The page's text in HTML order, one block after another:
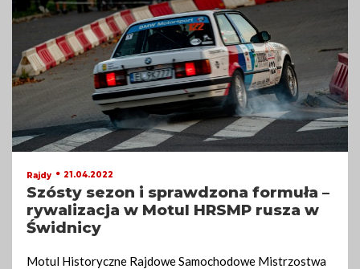
Rajdy 21.04.2022
Szósty sezon i sprawdzona formuła –
rywalizacja w Motul HRSMP rusza w
Świdnicy
Motul Historyczne Rajdowe Samochodowe Mistrzostwa